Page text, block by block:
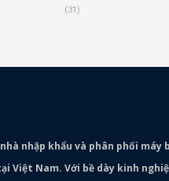
(31)
nhập khẩu và phân phối máy
Việt Nam. Với bề dày kinh